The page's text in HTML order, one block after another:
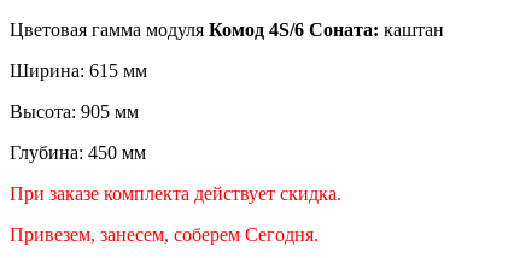
Цветовая гамма модуля Комод 4S/6 Соната: каштан
Ширина: 615 мм
Высота: 905 мм
Глубина: 450 мм
При заказе комплекта действует скидка.
Привезем, занесем, соберем Сегодня.